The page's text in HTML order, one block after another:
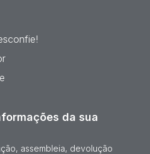
da sua
assembleia, devolução